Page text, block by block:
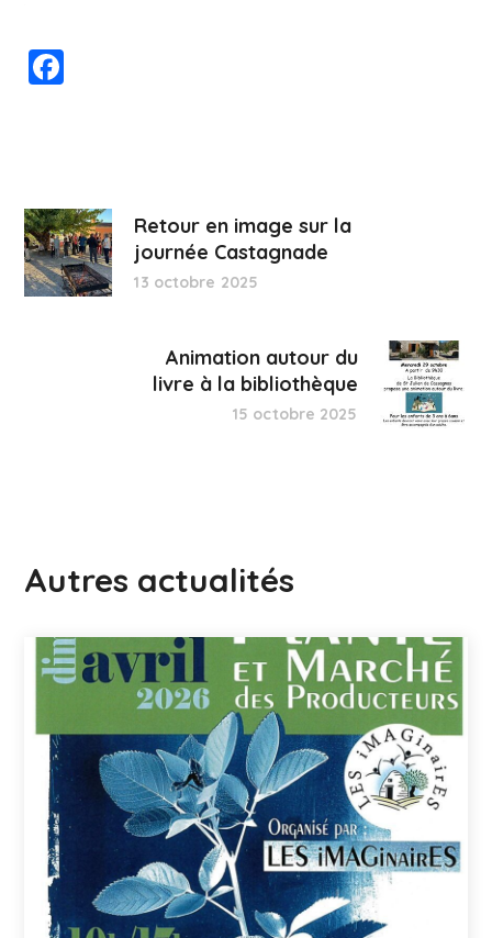
Retour en image sur la
journée Castagnade
13 octobre 2025
Animation autour du
livre à la bibliothèque
15 octobre 2025
Autres actualités